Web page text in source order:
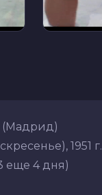
(Мадрид)
1951 г.
еще 4 дня)